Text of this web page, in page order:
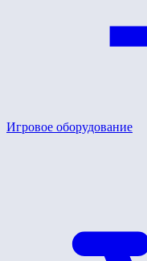
Игровое оборудование